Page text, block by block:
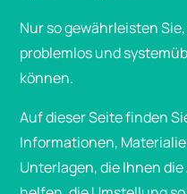
Nur so gewährleisten
problemlos und
können.
Auf dieser Seite finden
Informationen,
Unterlagen, die Ihnen